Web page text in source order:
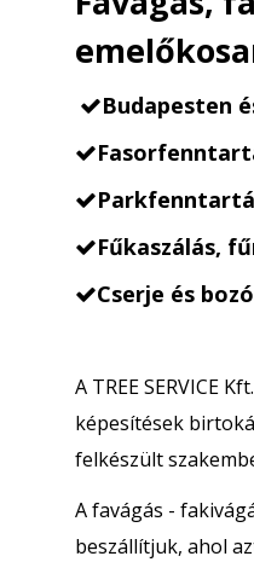
Budapesten


Fűkaszálás,
Cserje és
A TREE SERVICE Kft.
képesítések birtok
felkészült
A favágás -
beszállítjuk, ahol